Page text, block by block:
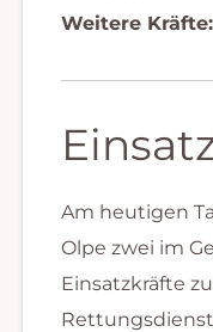
Weitere Kräfte:
Am heutigen
Olpe zwei im
Einsatzkräfte